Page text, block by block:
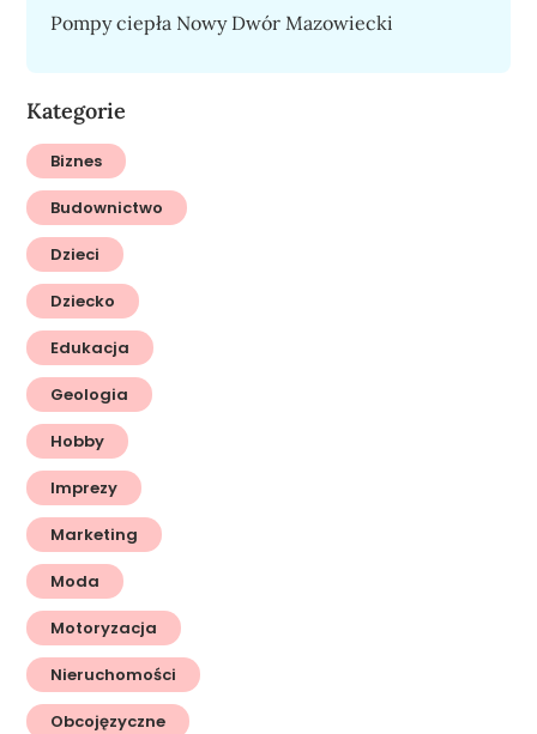
Pompy ciepła Nowy Dwór Mazowiecki
Kategorie
Biznes
Budownictwo
Dzieci
Dziecko
Edukacja
Geologia
Hobby
Imprezy
Marketing
Moda
Motoryzacja
Nieruchomości
Obcojęzyczne